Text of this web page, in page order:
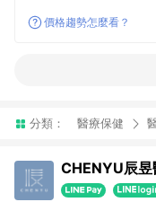
價格趨勢怎麼看？
分類： 醫療保健
CHENYU辰昱